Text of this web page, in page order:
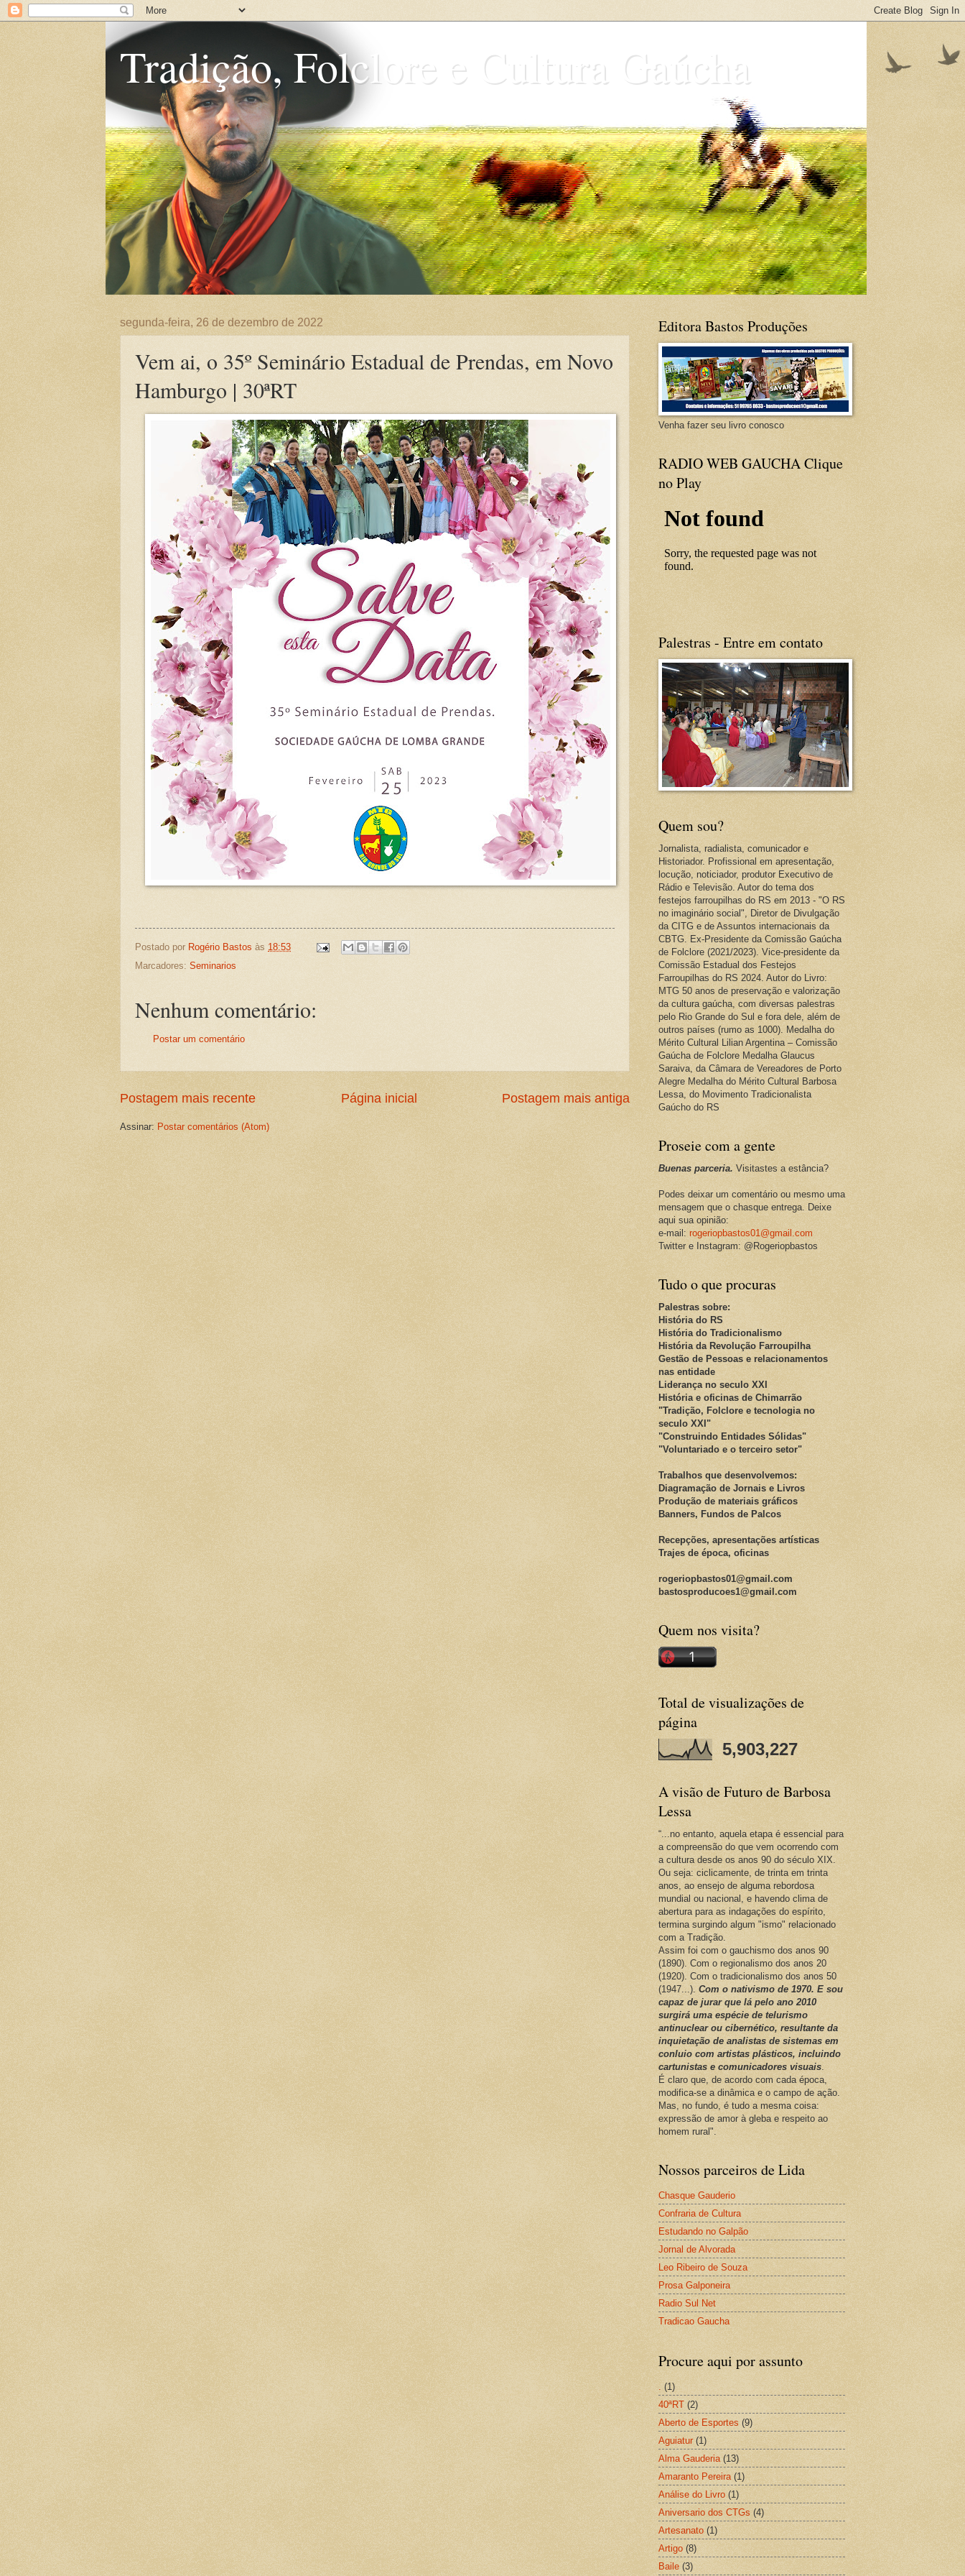
Tradição, Folclore e Cultura Gaúcha
segunda-feira, 26 de dezembro de 2022
Vem ai, o 35º Seminário Estadual de Prendas, em Novo
Hamburgo | 30ªRT
Postado por Rogério Bastos às 18:53
Marcadores: Seminarios
Nenhum comentário:
Postar um comentário
Postagem mais recente Postagem mais antiga
Página inicial
Assinar: Postar comentários (Atom)
Editora Bastos Produções
Venha fazer seu livro conosco
RADIO WEB GAUCHA Clique
no Play
Palestras - Entre em contato
Quem sou?
Jornalista, radialista, comunicador e
Historiador. Profissional em apresentação,
locução, noticiador, produtor Executivo de
Rádio e Televisão. Autor do tema dos
festejos farroupilhas do RS em 2013 - "O RS
no imaginário social", Diretor de Divulgação
da CITG e de Assuntos internacionais da
CBTG. Ex-Presidente da Comissão Gaúcha
de Folclore (2021/2023). Vice-presidente da
Comissão Estadual dos Festejos
Farroupilhas do RS 2024. Autor do Livro:
MTG 50 anos de preservação e valorização
da cultura gaúcha, com diversas palestras
pelo Rio Grande do Sul e fora dele, além de
outros países (rumo as 1000). Medalha do
Mérito Cultural Lilian Argentina – Comissão
Gaúcha de Folclore Medalha Glaucus
Saraiva, da Câmara de Vereadores de Porto
Alegre Medalha do Mérito Cultural Barbosa
Lessa, do Movimento Tradicionalista
Gaúcho do RS
Proseie com a gente
Buenas parceria. Visitastes a estância?
Podes deixar um comentário ou mesmo uma
mensagem que o chasque entrega. Deixe
aqui sua opinião:
e-mail: rogeriopbastos01@gmail.com
Twitter e Instagram: @Rogeriopbastos
Tudo o que procuras
Palestras sobre:
História do RS
História do Tradicionalismo
História da Revolução Farroupilha
Gestão de Pessoas e relacionamentos
nas entidade
Liderança no seculo XXI
História e oficinas de Chimarrão
"Tradição, Folclore e tecnologia no
seculo XXI"
"Construindo Entidades Sólidas"
"Voluntariado e o terceiro setor"
Trabalhos que desenvolvemos:
Diagramação de Jornais e Livros
Produção de materiais gráficos
Banners, Fundos de Palcos
Recepções, apresentações artísticas
Trajes de época, oficinas
rogeriopbastos01@gmail.com
bastosproducoes1@gmail.com
Quem nos visita?
Total de visualizações de
página
5,903,227
A visão de Futuro de Barbosa
Lessa
“...no entanto, aquela etapa é essencial para
a compreensão do que vem ocorrendo com
a cultura desde os anos 90 do século XIX.
Ou seja: ciclicamente, de trinta em trinta
anos, ao ensejo de alguma rebordosa
mundial ou nacional, e havendo clima de
abertura para as indagações do espírito,
termina surgindo algum "ismo" relacionado
com a Tradição.
Assim foi com o gauchismo dos anos 90
(1890). Com o regionalismo dos anos 20
(1920). Com o tradicionalismo dos anos 50
(1947...). Com o nativismo de 1970. E sou
capaz de jurar que lá pelo ano 2010
surgirá uma espécie de telurismo
antinuclear ou cibernético, resultante da
inquietação de analistas de sistemas em
conluio com artistas plásticos, incluindo
cartunistas e comunicadores visuais.
É claro que, de acordo com cada época,
modifica-se a dinâmica e o campo de ação.
Mas, no fundo, é tudo a mesma coisa:
expressão de amor à gleba e respeito ao
homem rural".
Nossos parceiros de Lida
Chasque Gauderio
Confraria de Cultura
Estudando no Galpão
Jornal de Alvorada
Leo Ribeiro de Souza
Prosa Galponeira
Radio Sul Net
Tradicao Gaucha
Procure aqui por assunto
(1)
40ªRT (2)
Aberto de Esportes (9)
Aguiatur (1)
Alma Gauderia (13)
Amaranto Pereira (1)
Análise do Livro (1)
Aniversario dos CTGs (4)
Artesanato (1)
Artigo (8)
Baile (3)